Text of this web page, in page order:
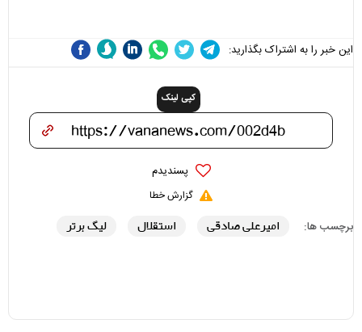
این خبر را به اشتراک بگذارید:
کپی لینک
پسندیدم
گزارش خطا
برچسب ها: امیرعلی صادقی استقلال لیگ برتر